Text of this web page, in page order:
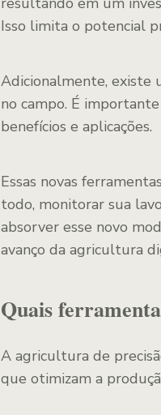
Isso limita o potencial
Adicionalmente, existe
no campo. É
benefícios e aplicações.
Essas novas
todo, monitorar sua
absorver esse novo
avanço da agricultura
Quais
A agricultura de
que otimizam a